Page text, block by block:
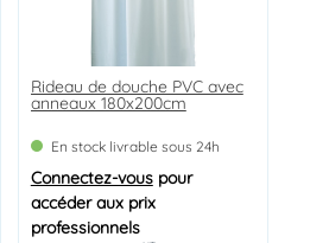
Rideau de douche PVC avec
anneaux 180x200cm
En stock livrable sous 24h
Connectez-vouspour
accéder aux prix
professionnels